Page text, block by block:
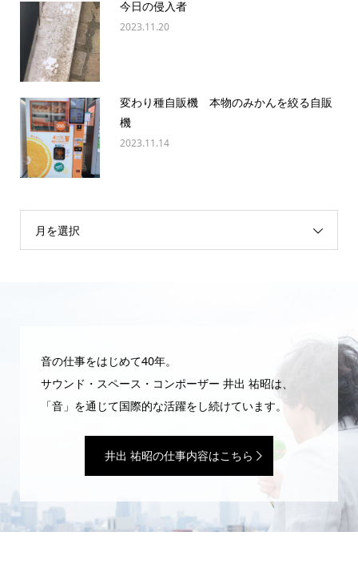
今日の侵入者
2023.11.20
変わり種自販機 本物のみかんを絞る自販
機
2023.11.14
月を選択
音の仕事をはじめて40年。
サウンド・スペース・コンポーザー 井出 祐昭は、
「音」を通じて国際的な活躍をし続けています。
井出 祐昭の仕事内容はこちら